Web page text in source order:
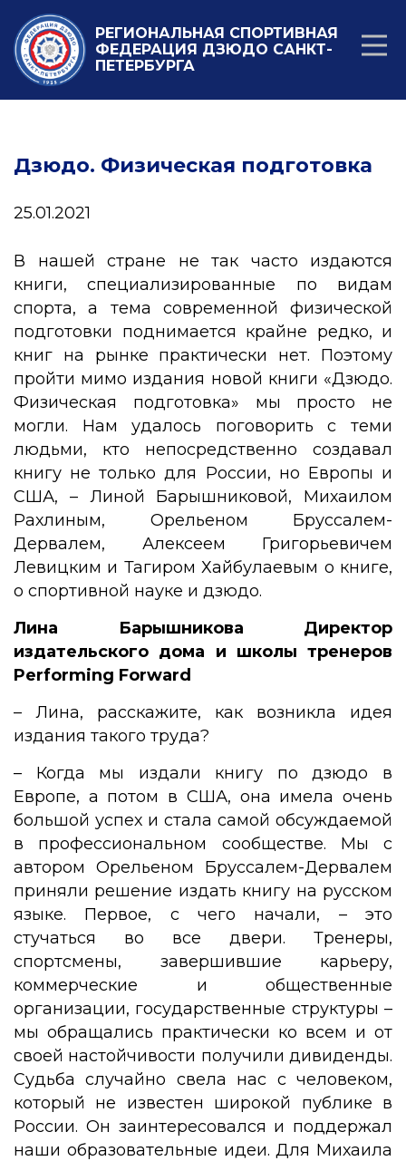
РЕГИОНАЛЬНАЯ СПОРТИВНАЯ
ФЕДЕРАЦИЯ ДЗЮДО САНКТ-
ПЕТЕРБУРГА
Дзюдо. Физическая подготовка
25.01.2021
В нашей стране не так часто издаются
книги, специализированные по видам
спорта, а тема современной физической
подготовки поднимается крайне редко, и
книг на рынке практически нет. Поэтому
пройти мимо издания новой книги «Дзюдо.
Физическая подготовка» мы просто не
могли. Нам удалось поговорить с теми
людьми, кто непосредственно создавал
книгу не только для России, но Европы и
США, – Линой Барышниковой, Михаилом
Рахлиным, Орельеном Бруссалем-
Дервалем, Алексеем Григорьевичем
Левицким и Тагиром Хайбулаевым о книге,
о спортивной науке и дзюдо.
Лина Барышникова Директор
издательского дома и школы тренеров
Performing Forward
– Лина, расскажите, как возникла идея
издания такого труда?
– Когда мы издали книгу по дзюдо в
Европе, а потом в США, она имела очень
большой успех и стала самой обсуждаемой
в профессиональном сообществе. Мы с
автором Орельеном Бруссалем-Дервалем
приняли решение издать книгу на русском
языке. Первое, с чего начали, – это
стучаться во все двери. Тренеры,
спортсмены, завершившие карьеру,
коммерческие и общественные
организации, государственные структуры –
мы обращались практически ко всем и от
своей настойчивости получили дивиденды.
Судьба случайно свела нас с человеком,
который не известен широкой публике в
России. Он заинтересовался и поддержал
наши образовательные идеи. Для Михаила